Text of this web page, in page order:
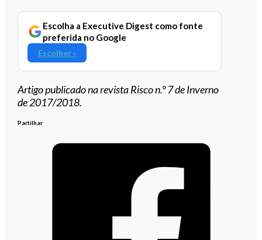
Escolha a Executive Digest como fonte
preferida no Google
Escolher ›
Artigo publicado na revista Risco n.º 7 de Inverno
de 2017/2018.
Partilhar